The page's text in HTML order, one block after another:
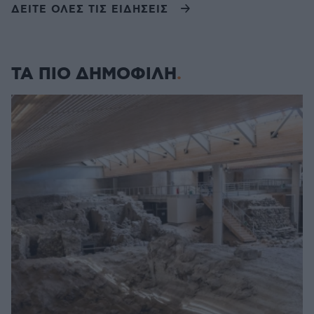
ΔΕΙΤΕ ΟΛΕΣ ΤΙΣ ΕΙΔΗΣΕΙΣ
ΤΑ ΠΙΟ ΔΗΜΟΦΙΛΗ